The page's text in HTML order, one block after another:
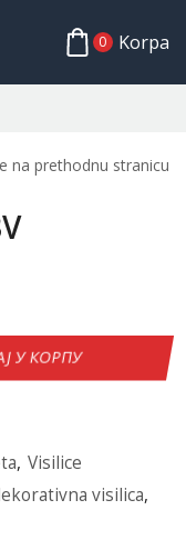
0 Korpa
na prethodnu stranicu
У КОРПУ
, Visilice
visilica,